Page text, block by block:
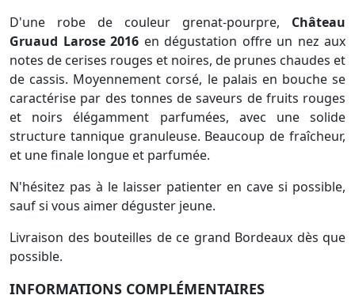
D'une robe de couleur grenat-pourpre, Château
Gruaud Larose 2016 en dégustation offre un nez aux
notes de cerises rouges et noires, de prunes chaudes et
de cassis. Moyennement corsé, le palais en bouche se
caractérise par des tonnes de saveurs de fruits rouges
et noirs élégamment parfumées, avec une solide
structure tannique granuleuse. Beaucoup de fraîcheur,
et une finale longue et parfumée.
N'hésitez pas à le laisser patienter en cave si possible,
sauf si vous aimer déguster jeune.
Livraison des bouteilles de ce grand Bordeaux dès que
possible.
INFORMATIONS COMPLÉMENTAIRES